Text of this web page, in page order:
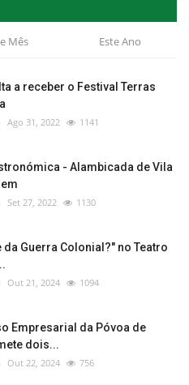
Mês Este Ano
a receber o Festival Terras
Ago 31, 2022 1141
- Alambicada de Vila
Set 27, 2022 1130
da Guerra Colonial?" no Teatro
Out 21, 2024 1094
Empresarial da Póvoa de
dois...
Out 22, 2024 756